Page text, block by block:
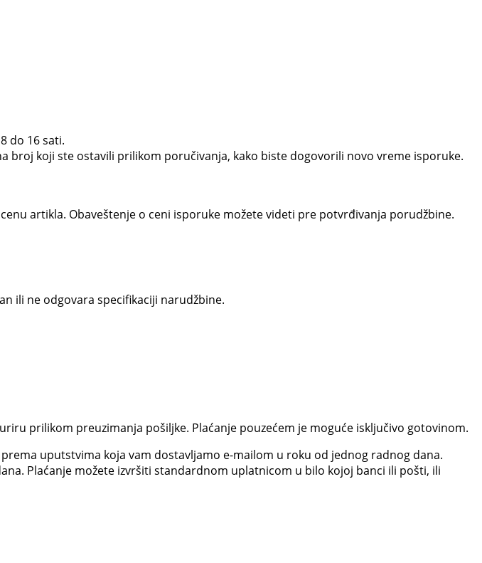
do 16 sati.
koji ste ostavili prilikom poručivanja, kako biste dogovorili novo vreme isporuke.
artikla. Obaveštenje o ceni isporuke možete videti pre potvrđivanja porudžbine.
ili ne odgovara specifikaciji narudžbine.
prilikom preuzimanja pošiljke. Plaćanje pouzećem je moguće isključivo gotovinom.
uputstvima koja vam dostavljamo e-mailom u roku od jednog radnog dana.
Plaćanje možete izvršiti standardnom uplatnicom u bilo kojoj banci ili pošti, ili